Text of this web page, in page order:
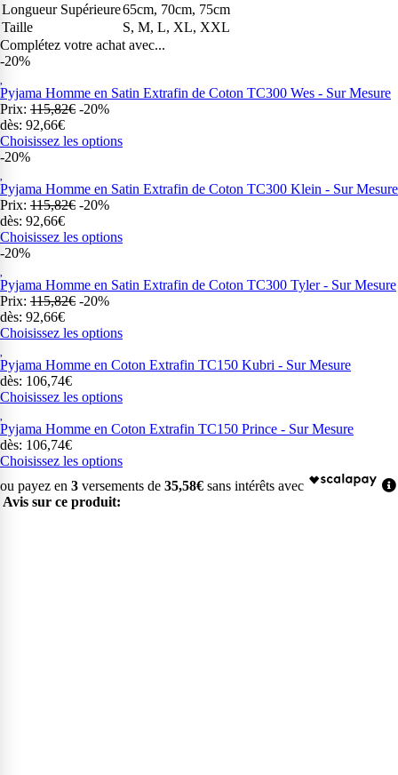
Longueur Supérieure65cm, 70cm, 75cm
Taille
S, M, L, XL, XXL
Complétez votre achat avec...
-20%
Pyjama Homme en Satin Extrafin de Coton TC300 Wes - Sur Mesure
Prix: 115,82€ -20%
dès: 92,66€
Choisissez les options
-20%
Pyjama Homme en Satin Extrafin de Coton TC300 Klein - Sur Mesure
Prix: 115,82€ -20%
dès: 92,66€
Choisissez les options
-20%
Pyjama Homme en Satin Extrafin de Coton TC300 Tyler - Sur Mesure
Prix: 115,82€ -20%
dès: 92,66€
Choisissez les options
Pyjama Homme en Coton Extrafin TC150 Kubri - Sur Mesure
dès: 106,74€
Choisissez les options
Pyjama Homme en Coton Extrafin TC150 Prince - Sur Mesure
dès: 106,74€
Choisissez les options
ou payez en 3 versements de 35,58€ sans intérêts avec
Avis sur ce produit: